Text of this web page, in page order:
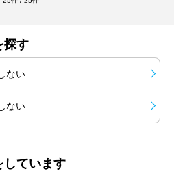
探す
ない
ない
しています